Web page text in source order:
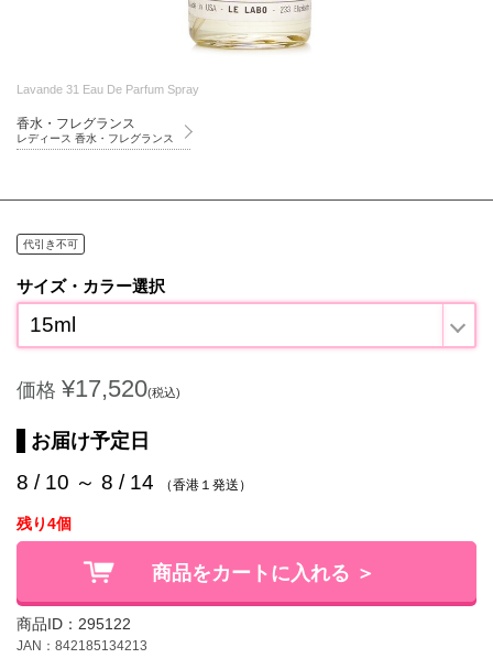
Lavande 31 Eau De Parfum Spray
香水・フレグランス
レディース 香水・フレグランス
代引き不可
サイズ・カラー選択
15ml
価格 ¥17,520(税込)
お届け予定日
8 / 10 ～ 8 / 14 （香港１発送）
残り4個
商品をカートに入れる ＞
商品ID：295122
JAN：842185134213